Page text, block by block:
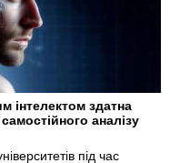
інтелектом здатна
аналізу
під час